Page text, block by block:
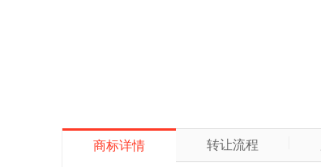
商标详情 转让流程